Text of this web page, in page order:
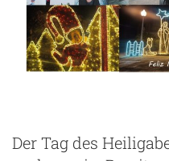
Der Tag des